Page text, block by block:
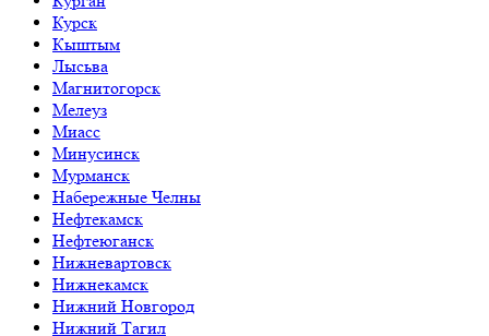
Курск
Кыштым
Лысьва
Магнитогорск
Мелеуз
Миасс
Минусинск
Мурманск
Набережные Челны
Нефтекамск
Нефтеюганск
Нижневартовск
Нижнекамск
Нижний Новгород
Нижний Тагил